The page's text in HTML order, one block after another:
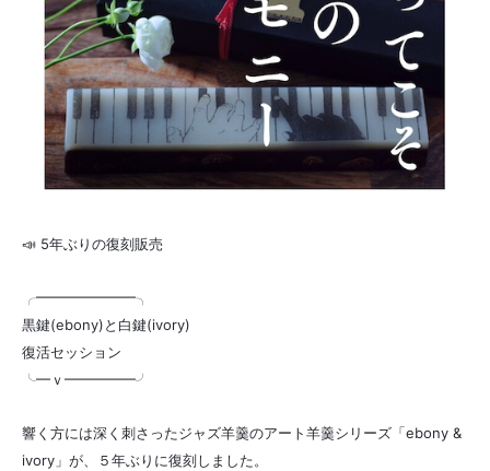
📣 5年ぶりの復刻販売
╭━━━━━━━╮
黒鍵(ebony)と白鍵(ivory)
復活セッション
╰━ｖ━━━━━╯
響く方には深く刺さったジャズ羊羹のアート羊羹シリーズ「ebony &
ivory」が、５年ぶりに復刻しました。